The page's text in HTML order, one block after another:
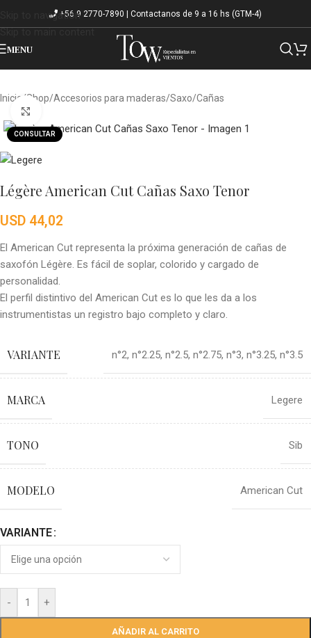
Skip to navigation
Skip to main content
+56 9 2770-7890 | Contactanos de 9 a 16 hs (GTM-4)
MENU
Inicio /Shop/Accesorios para maderas/Saxo/Cañas
CONSULTAR
Légère American Cut Cañas Saxo Tenor
USD 44,02
El American Cut representa la próxima generación de cañas de
saxofón Légère. Es fácil de soplar, colorido y cargado de
personalidad.
El perfil distintivo del American Cut es lo que les da a los
instrumentistas un registro bajo completo y claro.
VARIANTE n°2, n°2.25, n°2.5, n°2.75, n°3, n°3.25, n°3.5
MARCA Legere
TONO Sib
MODELO American Cut
VARIANTE
- +
AÑADIR AL CARRITO